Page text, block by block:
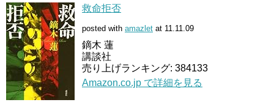
救命拒否
posted with amazlet at 11.11.09
鏑木 蓮
講談社
売り上げランキング: 384133
Amazon.co.jp で詳細を見る